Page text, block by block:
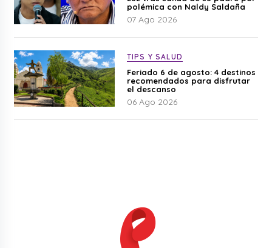
polémica con Naldy Saldaña
07 Ago 2026
TIPS Y SALUD
Feriado 6 de agosto: 4 destinos
recomendados para disfrutar
el descanso
06 Ago 2026